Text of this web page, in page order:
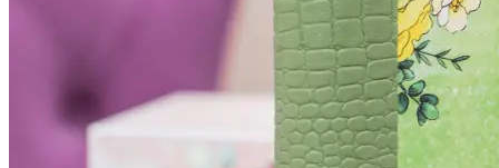
Подарочные сертификаты
Детские мастер-классы
О нас
Предложения